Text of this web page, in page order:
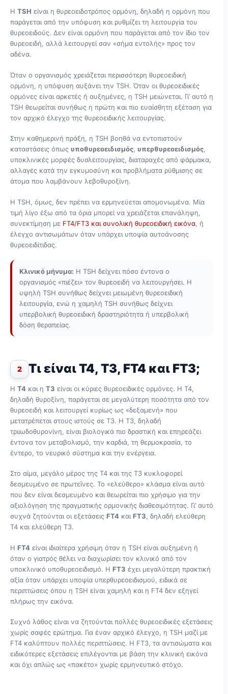
Η TSH είναι η θυρεοειδοτρόπος ορμόνη, δηλαδή η ορμόνη που
παράγεται από την υπόφυση και ρυθμίζει τη λειτουργία του
θυρεοειδούς. Δεν είναι ορμόνη που παράγεται από τον ίδιο τον
θυρεοειδή, αλλά λειτουργεί σαν «σήμα εντολής» προς τον
αδένα.
Όταν ο οργανισμός χρειάζεται περισσότερη θυρεοειδική
ορμόνη, η υπόφυση αυξάνει την TSH. Όταν οι θυρεοειδικές
ορμόνες είναι αρκετές ή αυξημένες, η TSH μειώνεται. Γι’ αυτό η
TSH θεωρείται συνήθως η πρώτη και πιο ευαίσθητη εξέταση για
τον αρχικό έλεγχο της θυρεοειδικής λειτουργίας.
Στην καθημερινή πράξη, η TSH βοηθά να εντοπιστούν
καταστάσεις όπως υποθυρεοειδισμός, υπερθυρεοειδισμός,
υποκλινικές μορφές δυσλειτουργίας, διαταραχές από φάρμακα,
αλλαγές κατά την εγκυμοσύνη και προβλήματα ρύθμισης σε
άτομα που λαμβάνουν λεβοθυροξίνη.
Η TSH, όμως, δεν πρέπει να ερμηνεύεται απομονωμένα. Μία
τιμή λίγο έξω από τα όρια μπορεί να χρειάζεται επανάληψη,
συνεκτίμηση με FT4/FT3 και συνολική θυρεοειδική εικόνα, ή
έλεγχο αντισωμάτων όταν υπάρχει υποψία αυτοάνοσης
θυρεοειδίτιδας.
Κλινικό μήνυμα: Η TSH δείχνει πόσο έντονα ο
οργανισμός «πιέζει» τον θυρεοειδή να λειτουργήσει. Η
υψηλή TSH συνήθως δείχνει μειωμένη θυρεοειδική
λειτουργία, ενώ η χαμηλή TSH συνήθως δείχνει
υπερβολική θυρεοειδική δραστηριότητα ή υπερβολική
δόση θεραπείας.
2 Τι είναι Τ4, Τ3, FT4 και FT3;
Η Τ4 και η Τ3 είναι οι κύριες θυρεοειδικές ορμόνες. Η Τ4,
δηλαδή θυροξίνη, παράγεται σε μεγαλύτερη ποσότητα από τον
θυρεοειδή και λειτουργεί κυρίως ως «δεξαμενή» που
μετατρέπεται στους ιστούς σε Τ3. Η Τ3, δηλαδή
τριιωδοθυρονίνη, είναι βιολογικά πιο δραστική και επηρεάζει
έντονα τον μεταβολισμό, την καρδιά, τη θερμοκρασία, το
έντερο, το νευρικό σύστημα και την ενέργεια.
Στο αίμα, μεγάλο μέρος της Τ4 και της Τ3 κυκλοφορεί
δεσμευμένο σε πρωτεΐνες. Το «ελεύθερο» κλάσμα είναι αυτό
που δεν είναι δεσμευμένο και θεωρείται πιο χρήσιμο για την
αξιολόγηση της πραγματικής ορμονικής διαθεσιμότητας. Γι’ αυτό
συχνά ζητούνται οι εξετάσεις FT4 και FT3, δηλαδή ελεύθερη
Τ4 και ελεύθερη Τ3.
Η FT4 είναι ιδιαίτερα χρήσιμη όταν η TSH είναι αυξημένη ή
όταν ο γιατρός θέλει να διαχωρίσει τον κλινικό από τον
υποκλινικό υποθυρεοειδισμό. Η FT3 έχει μεγαλύτερη πρακτική
αξία όταν υπάρχει υποψία υπερθυρεοειδισμού, ειδικά σε
περιπτώσεις όπου η TSH είναι χαμηλή και η FT4 δεν εξηγεί
πλήρως την εικόνα.
Συχνό λάθος είναι να ζητούνται πολλές θυρεοειδικές εξετάσεις
χωρίς σαφές ερώτημα. Για έναν αρχικό έλεγχο, η TSH μαζί με
FT4 καλύπτουν πολλές περιπτώσεις. Η FT3, τα αντισώματα και
ειδικότερες εξετάσεις επιλέγονται με βάση την κλινική εικόνα
και όχι απλώς ως «πακέτο» χωρίς ερμηνευτικό στόχο.